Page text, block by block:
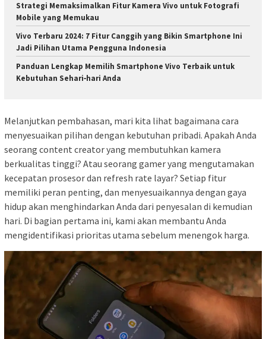
Strategi Memaksimalkan Fitur Kamera Vivo untuk Fotografi
Mobile yang Memukau
Vivo Terbaru 2024: 7 Fitur Canggih yang Bikin Smartphone Ini
Jadi Pilihan Utama Pengguna Indonesia
Panduan Lengkap Memilih Smartphone Vivo Terbaik untuk
Kebutuhan Sehari‑hari Anda
Melanjutkan pembahasan, mari kita lihat bagaimana cara
menyesuaikan pilihan dengan kebutuhan pribadi. Apakah Anda
seorang content creator yang membutuhkan kamera
berkualitas tinggi? Atau seorang gamer yang mengutamakan
kecepatan prosesor dan refresh rate layar? Setiap fitur
memiliki peran penting, dan menyesuaikannya dengan gaya
hidup akan menghindarkan Anda dari penyesalan di kemudian
hari. Di bagian pertama ini, kami akan membantu Anda
mengidentifikasi prioritas utama sebelum menengok harga.